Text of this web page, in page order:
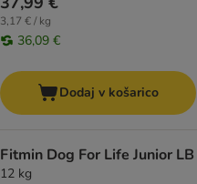
3,17 € / kg
36,09 €
Dodaj v košarico
Fitmin Dog For Life Junior LB
12 kg